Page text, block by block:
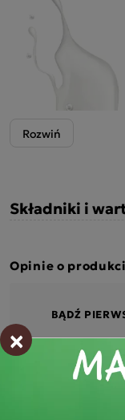
Składniki i
Opinie o
BĄDŹ
Podobne
×